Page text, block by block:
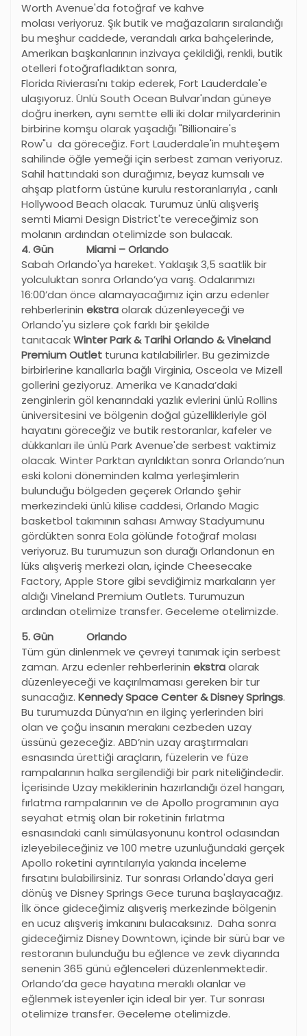
Worth Avenue'da fotoğraf ve kahve
molası veriyoruz. Şık butik ve mağazaların sıralandığı
bu meşhur caddede, verandalı arka bahçelerinde,
Amerikan başkanlarının inzivaya çekildiği, renkli, butik
otelleri fotoğrafladıktan sonra,
Florida Rivierası'nı takip ederek, Fort Lauderdale'e
ulaşıyoruz. Ünlü South Ocean Bulvar'ından güneye
doğru inerken, aynı semtte elli iki dolar milyarderinin
birbirine komşu olarak yaşadığı "Billionaire's
Row"u da göreceğiz. Fort Lauderdale'in muhteşem
sahilinde öğle yemeği için serbest zaman veriyoruz.
Sahil hattındaki son durağımız, beyaz kumsalı ve
ahşap platform üstüne kurulu restoranlarıyla , canlı
Hollywood Beach olacak. Turumuz ünlü alışveriş
semti Miami Design District'te vereceğimiz son
molanın ardından otelimizde son bulacak.
4. Gün Miami – Orlando
Sabah Orlando'ya hareket. Yaklaşık 3,5 saatlik bir
yolculuktan sonra Orlando’ya varış. Odalarımızı
16:00’dan önce alamayacağımız için arzu edenler
rehberlerinin ekstraolarak düzenleyeceği ve
Orlando'yu sizlere çok farklı bir şekilde
tanıtacakWinter Park & Tarihi Orlando & Vineland
Premium Outlet turuna katılabilirler. Bu gezimizde
birbirlerine kanallarla bağlı Virginia, Osceola ve Mizell
gollerini geziyoruz. Amerika ve Kanada’daki
zenginlerin göl kenarındaki yazlık evlerini ünlü Rollins
üniversitesini ve bölgenin doğal güzellikleriyle göl
hayatını göreceğiz ve butik restoranlar, kafeler ve
dükkanları ile ünlü Park Avenue'de serbest vaktimiz
olacak. Winter Parktan ayrıldıktan sonra Orlando’nun
eski koloni döneminden kalma yerleşimlerin
bulunduğu bölgeden geçerek Orlando şehir
merkezindeki ünlü kilise caddesi, Orlando Magic
basketbol takımının sahası Amway Stadyumunu
gördükten sonra Eola gölünde fotoğraf molası
veriyoruz. Bu turumuzun son durağı Orlandonun en
lüks alışveriş merkezi olan, içinde Cheesecake
Factory, Apple Store gibi sevdiğimiz markaların yer
aldığı Vineland Premium Outlets. Turumuzun
ardından otelimize transfer. Geceleme otelimizde.
5. Gün Orlando
Tüm gün dinlenmek ve çevreyi tanımak için serbest
zaman. Arzu edenler rehberlerinin ekstraolarak
düzenleyeceği ve kaçırılmaması gereken bir tur
sunacağız. Kennedy Space Center & Disney Springs.
Bu turumuzda Dünya’nın en ilginç yerlerinden biri
olan ve çoğu insanın merakını cezbeden uzay
üssünü gezeceğiz. ABD’nin uzay araştırmaları
esnasında ürettiği araçların, füzelerin ve füze
rampalarının halka sergilendiği bir park niteliğindedir.
İçerisinde Uzay mekiklerinin hazırlandığı özel hangarı,
fırlatma rampalarının ve de Apollo programının aya
seyahat etmiş olan bir roketinin fırlatma
esnasındaki canlı simülasyonunu kontrol odasından
izleyebileceğiniz ve 100 metre uzunluğundaki gerçek
Apollo roketini ayrıntılarıyla yakında inceleme
fırsatını bulabilirsiniz. Tur sonrası Orlando'daya geri
dönüş ve Disney Springs Gece turuna başlayacağız.
İlk önce gideceğimiz alışveriş merkezinde bölgenin
en ucuz alışveriş imkanını bulacaksınız. Daha sonra
gideceğimiz Disney Downtown, içinde bir sürü bar ve
restoranın bulunduğu bu eğlence ve zevk diyarında
senenin 365 günü eğlenceleri düzenlenmektedir.
Orlando’da gece hayatına meraklı olanlar ve
eğlenmek isteyenler için ideal bir yer. Tur sonrası
otelimize transfer. Geceleme otelimizde.